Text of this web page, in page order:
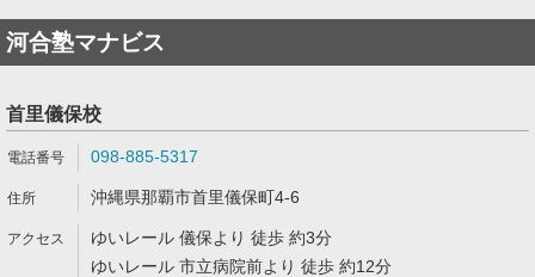
河合塾マナビス
首里儀保校
098-885-5317
沖縄県那覇市首里儀保町4-6
ゆいレール 儀保より 徒歩 約3分
ゆいレール 市立病院前より 徒歩 約12分